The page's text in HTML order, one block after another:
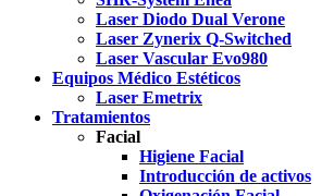
Laser Diodo Dual Verone
Laser Zynerix Q-Switched
Laser Vascular Evo980
Equipos Médico Estéticos
Laser Emetrix
Tratamientos
Facial
Higiene Facial
Introducción de activos